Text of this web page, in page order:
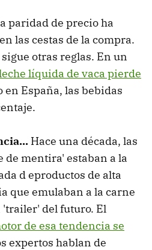
paridad de precio ha
las cestas de la compra.
otras reglas. En un
líquida de vaca pierde
en España, las bebidas
Hace una década, las
mentira' estaban a la
d eproductos de alta
que emulaban a la carne
del futuro. El
de esa tendencia se
expertos hablan de